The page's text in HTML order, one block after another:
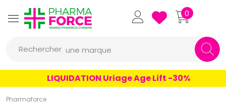
Pharmaforce Grande Pharmacie
0
Rechercher
un conseil
un produit
une marque
LIQUIDATION Uriage Age Lift -30%
Pharmaforce